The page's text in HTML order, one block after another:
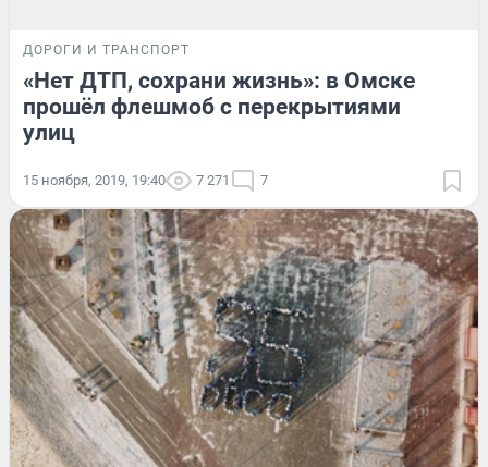
ДОРОГИ И ТРАНСПОРТ
«Нет ДТП, сохрани жизнь»: в Омске
прошёл флешмоб с перекрытиями
улиц
15 ноября, 2019, 19:40 7 271 7